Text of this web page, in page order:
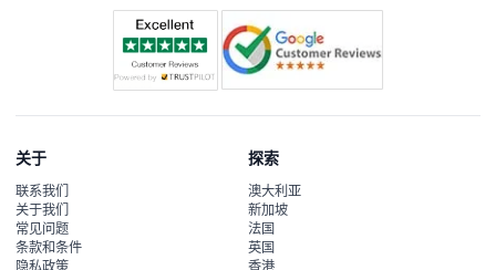
关于
联系我们
关于我们
常见问题
条款和条件
探索
澳大利亚
新加坡
法国
英国